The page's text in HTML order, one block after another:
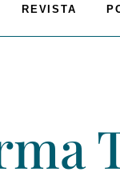
REVISTA